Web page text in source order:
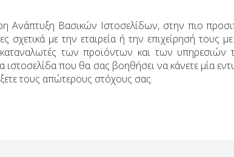
Ανάπτυξη Βασικών Ιστοσελίδων, στην πιο
σχετικά με την εταιρεία ή την επιχείρησή
των προϊόντων και των υπηρεσιών
ιστοσελίδα που θα σας βοηθήσει να κάνετε μία
τους απώτερους στόχους σας.